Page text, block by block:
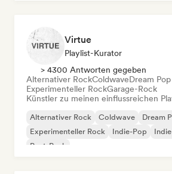
Virtue
Playlist-Kurator
> 4300 Antworten gegeben
Alternativer RockColdwaveDream Pop
Experimenteller RockGarage-Rock
Künstler zu meinen einflussreichen
Alternativer Rock Coldwave
Dream
Experimenteller Rock
Indie-Pop
Post-Punk